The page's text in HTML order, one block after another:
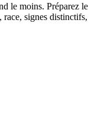
le moins. Préparez le
signes distinctifs,